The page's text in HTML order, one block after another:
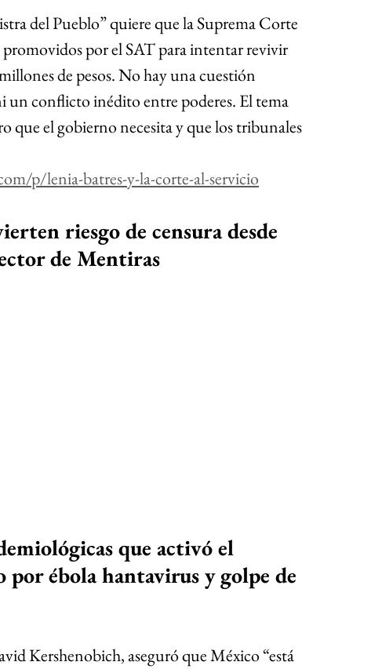
del Pueblo” quiere que la Suprema Corte
promovidos por el SAT para intentar revivir
de pesos. No hay una cuestión
un conflicto inédito entre poderes. El tema
que el gobierno necesita y que los tribunales
p/lenia-batres-y-la-corte-al-servicio
riesgo de censura desde
de Mentiras
que activó el
por ébola hantavirus y golpe de
Kershenobich, aseguró que México “está